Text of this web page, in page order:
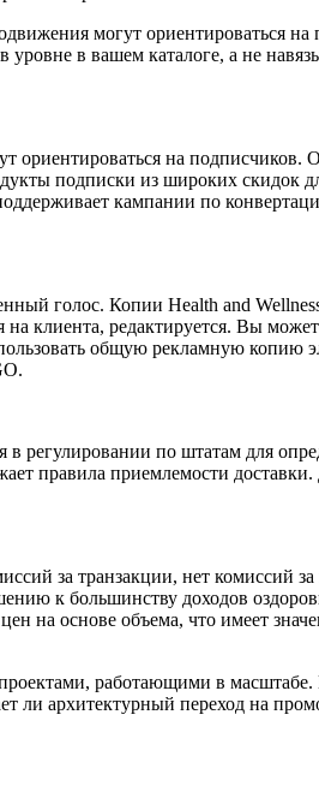
могут ориентироваться на
в вашем каталоге, а не
ориентироваться на подписчиков.
подписки из широких скидок
кампании по
голос. Копии Health and
клиента, редактируется. Вы
общую рекламную копию
регулировании по штатам для
правила приемлемости
за транзакции, нет комиссий
к большинству доходов
на основе объема, что имеет
работающими в масштабе.
ли архитектурный переход на